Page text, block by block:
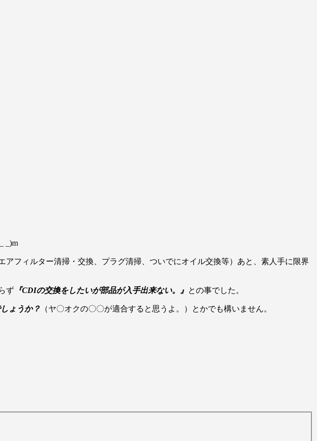
_)m
フィルター清掃・交換、プラグ清掃、ついでにオイル交換等）あと、素人手に限界
ず 『CDIの交換をしたいが部品が入手出来ない。』 との事でした。
ょうか？ （ヤ〇オクの〇〇が適合すると思うよ。）とかでも構いません。